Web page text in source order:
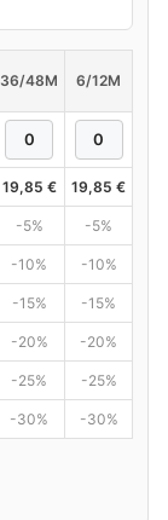
36/48M 6/12M
19,85 € 19,85 €
-5% -5%
-10% -10%
-15% -15%
-20% -20%
-25% -25%
-30% -30%